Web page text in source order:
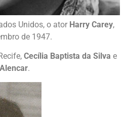
Unidos, o ator Harry Carey,
de 1947.
Cecília Baptista da Silva e
.